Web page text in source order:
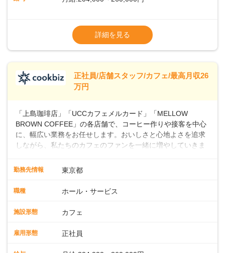
よ♪あなたも、無理なくステップアップできる環境で、少しず
つ成長していきませんか？
ます・東日本エリア：月給21万4000～27万
※経験・スキルを考慮の上、決定します。
※別途、残業代および各種手当あり
※試用期間なし
■店長職： ・西日本／月給26万7500円
万円＋賞与(年3回)・店長職：年収410万円／
詳細を見る
正社員/店舗スタッフ/カフェ/最高月収26
万円
「上島珈琲店」「UCCカフェメルカード」「MELLOW
BROWN COFFEE」の各店舗で、コーヒー作りや接客を中心
に、幅広い業務をお任せします。おいしさと心地よさを追求
しながら、私たちのカフェのファンを一緒に増やしていきま
クの作成お客様のご案内、レジ対応軽食メニューの調理店内
ート体制充実コーヒーの知識から接客マナーまで、先輩スタ
年齢層が活躍しており、チームワークも抜群です。基本マニ
業務に馴染める環境です。「カフェの接客は初めて」という
ッフとして経験を積んだ後、店長を目指してみませんか。売
勤務先情報 東京都
職種 ホール・サービス
施設形態 カフェ
雇用形態 正社員